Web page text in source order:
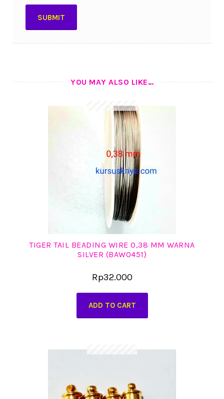
YOU MAY ALSO LIKE…
TIGER TAIL BEADING WIRE 0,38 MM WARNA
SILVER (BAW0451)
Rp32.000
ADD TO CART